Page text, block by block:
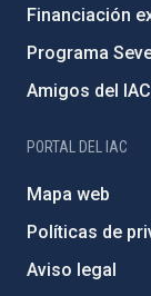
Financiación
Programa
Amigos del IAC
PORTAL DEL IAC
Mapa web
Políticas de
Aviso legal